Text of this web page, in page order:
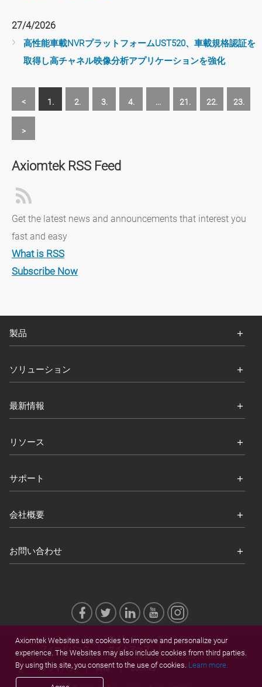
27/4/2026
高性能車載NVRプラットフォームUST520、車載規格認証を
取得し高チャネル映像分析アプリケーションを強化
< 1. 2. 3. 4. ... 21. 22. 23.
>
Axiomtek RSS Feed
Get the latest news and announcements that interest you
fast and easy
What is RSS
Subscribe Now
製品
ソリューション
最新情報
リソース
サポート
会社概要
お問い合わせ
フィードバック サイトマップ
プライバシ 商標 Cookies
Axiomtek Websites use cookies to improve and personalize your
experience. The Websites may also include cookies from third parties.
By using this site, you consent to the use of cookies. Learn more.